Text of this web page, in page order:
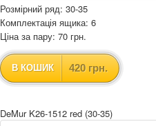
Розмірний ряд: 30-35
Комплектація ящика: 6
Ціна за пару: 70 грн.
В КОШИК 420 грн.
DeMur K26-1512 red (30-35)